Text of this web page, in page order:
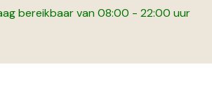
bereikbaar van 08:00 - 22:00 uur